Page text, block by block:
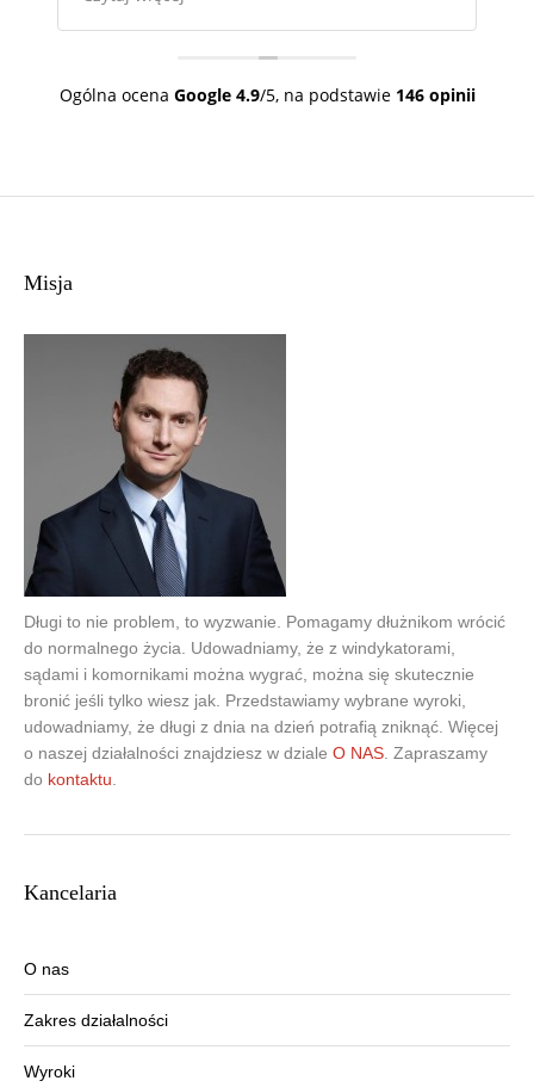
okazaną cierpliwość.
całym sercem.
Ogólna ocena Google 4.9/5, na podstawie 146 opinii
Misja
Długi to nie problem, to wyzwanie. Pomagamy dłużnikom wrócić
do normalnego życia. Udowadniamy, że z windykatorami,
sądami i komornikami można wygrać, można się skutecznie
bronić jeśli tylko wiesz jak. Przedstawiamy wybrane wyroki,
udowadniamy, że długi z dnia na dzień potrafią zniknąć. Więcej
o naszej działalności znajdziesz w dziale O NAS. Zapraszamy
do kontaktu.
Kancelaria
O nas
Zakres działalności
Wyroki